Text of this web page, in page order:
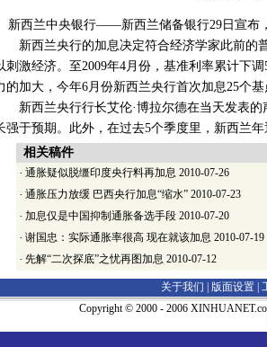
新西兰中央银行——新西兰储备银行29日宣布，
新西兰央行的加息决定符合经济学家此前的普
刺激经济。至2009年4月份，基准利率累计下
的加大，今年6月份新西兰央行首次加息25个基
新西兰央行行长艾伦·博拉尔德在当天发表的
强于预期。此外，在过去5个季度里，新西兰
相关稿件
· 通胀疑似脱缰印度央行料再加息 2010-07-26
· 通胀压力放缓 巴西央行加息“缩水” 2010-07-23
· 加息仅是中国抑制通胀备选手段 2010-07-20
· 谢国忠：实际通胀率很高 现在就该加息 2010-07-19
· 先解“二次探底”之忧再图加息 2010-07-12
关于我们 | 版面设置
Copyright © 2000 - 2006